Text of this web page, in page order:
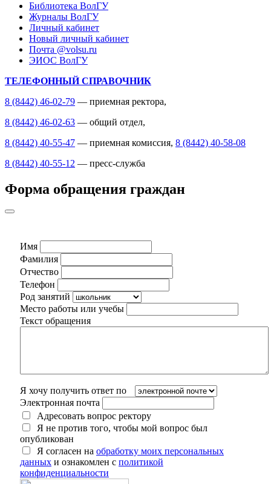
Библиотека ВолГУ
Журналы ВолГУ
Личный кабинет
Новый личный кабинет
Почта @volsu.ru
ЭИОС ВолГУ
ТЕЛЕФОННЫЙ СПРАВОЧНИК
8 (8442) 46-02-79 — приемная ректора,
8 (8442) 46-02-63 — общий отдел,
8 (8442) 40-55-47 — приемная комиссия, 8 (8442) 40-58-08
8 (8442) 40-55-12 — пресс-служба
Форма обращения граждан
Имя
Фамилия
Отчество
Телефон
Род занятий
Место работы или учебы
Текст обращения
Я хочу получить ответ по
Электронная почта
Адресовать вопрос ректору
Я не против того, чтобы мой вопрос был
опубликован
Я согласен на обработку моих персональных
данных и ознакомлен с политикой
конфиденциальности